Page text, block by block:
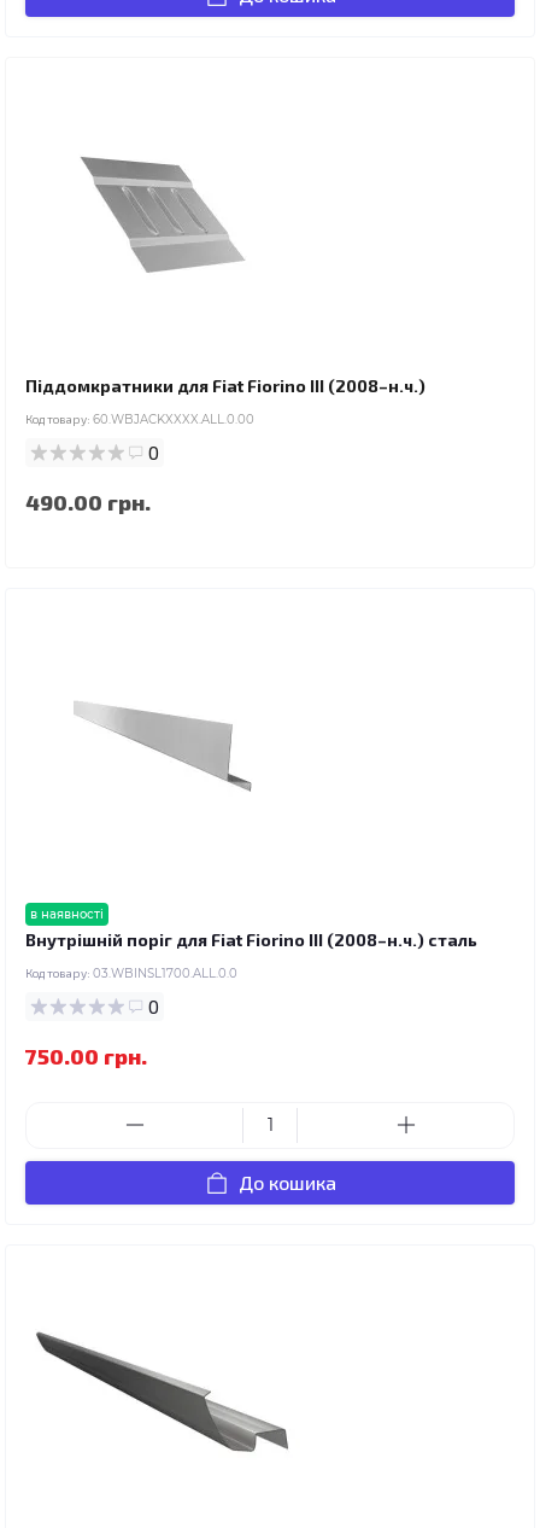
Піддомкратники для Fiat Fiorino III (2008–н.ч.)
Код товару: 60.WBJACKXXXX.ALL.0.00
0
490.00 грн.
в наявності
Внутрішній поріг для Fiat Fiorino III (2008–н.ч.) сталь
Код товару: 03.WBINSL1700.ALL.0.0
0
750.00 грн.
До кошика